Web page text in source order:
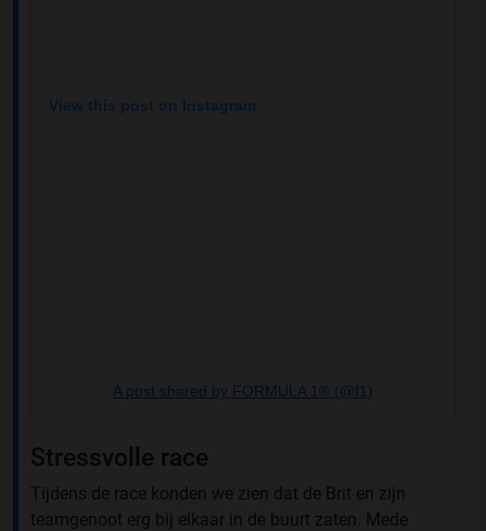
View this post on Instagram
A post shared by FORMULA 1® (@f1)
Stressvolle race
Tijdens de race konden we zien dat de Brit en zijn
teamgenoot erg bij elkaar in de buurt zaten. Mede